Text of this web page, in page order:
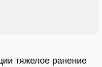
тяжелое ранение